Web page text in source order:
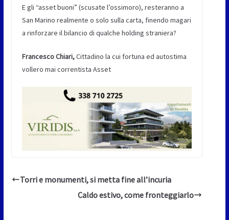
E gli “asset buoni” (scusate l’ossimoro), resteranno a
San Marino realmente o solo sulla carta, finendo magari
a rinforzare il bilancio di qualche holding straniera?
Francesco Chiari,Cittadino la cui fortuna ed autostima
vollero mai correntista Asset
Torri e monumenti, si metta fine all’incuria
Caldo estivo, come fronteggiarlo